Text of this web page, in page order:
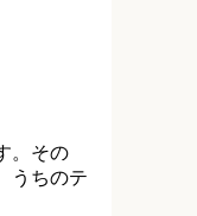
。その
うちのテ